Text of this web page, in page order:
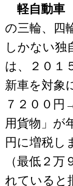
軽自動車
の三輪、四
しかない独
は、２０１
新車を対象
７２００円
用貨物」が
円に増税し
（最低２万
れていると